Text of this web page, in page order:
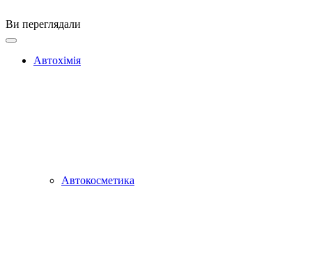
Ви переглядали
Автохімія
Автокосметика